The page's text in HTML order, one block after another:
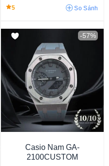
5 So Sánh
-57%
Casio Nam GA-
2100CUSTOM